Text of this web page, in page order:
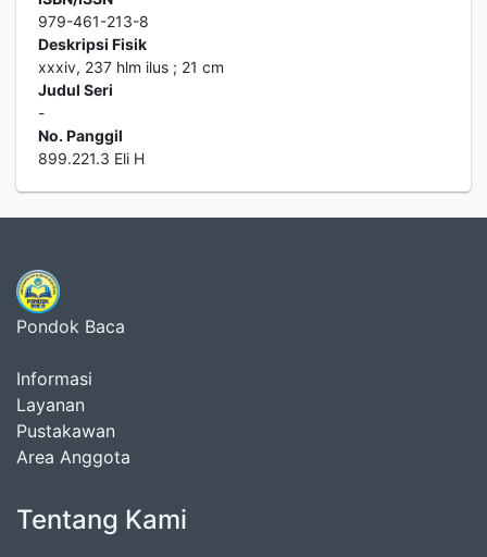
979-461-213-8
Deskripsi Fisik
xxxiv, 237 hlm ilus ; 21 cm
Judul Seri
-
No. Panggil
899.221.3 Eli H
Pondok Baca
Informasi
Layanan
Pustakawan
Area Anggota
Tentang Kami